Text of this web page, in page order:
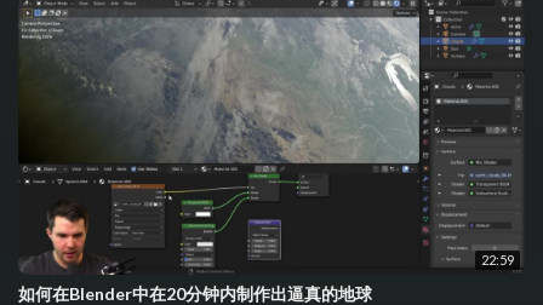
22:59
如何在Blender中在20分钟内制作出逼真的地球